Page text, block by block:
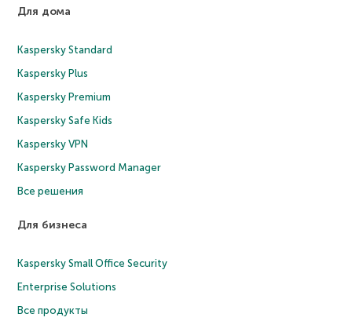
Для дома
Kaspersky Standard
Kaspersky Plus
Kaspersky Premium
Kaspersky Safe Kids
Kaspersky VPN
Kaspersky Password Manager
Все решения
Для бизнеса
Kaspersky Small Office Security
Enterprise Solutions
Все продукты